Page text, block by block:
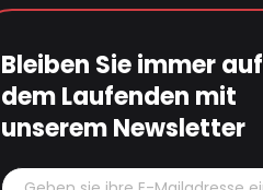
Bleiben Sie immer auf
dem Laufenden mit
unserem Newsletter